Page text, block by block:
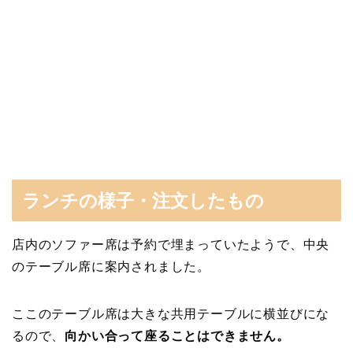
ランチの様子・注文したもの
店内のソファー席は予約で埋まっていたようで、中央
のテーブル席に案内されました。
ここのテーブル席は大きな共用テーブルに横並びにな
るので、 向かい合って座ることはできません。